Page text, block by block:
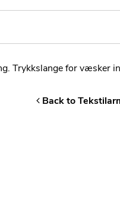
Trykkslange for væsker
Back to